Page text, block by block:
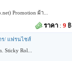
Promotion ผ้า...
ราคา : 9 ฿
ร/ แฟรนไชส์
Rol...